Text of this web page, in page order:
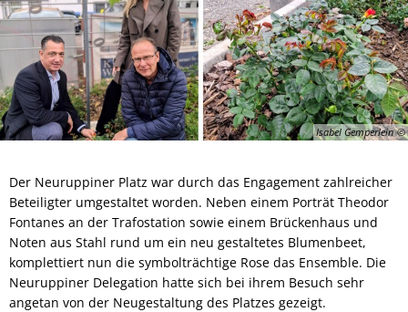
Isabel Gemperlein
Der Neuruppiner Platz war durch das Engagement zahlreicher
Beteiligter umgestaltet worden. Neben einem Porträt Theodor
Fontanes an der Trafostation sowie einem Brückenhaus und
Noten aus Stahl rund um ein neu gestaltetes Blumenbeet,
komplettiert nun die symbolträchtige Rose das Ensemble. Die
Neuruppiner Delegation hatte sich bei ihrem Besuch sehr
angetan von der Neugestaltung des Platzes gezeigt.